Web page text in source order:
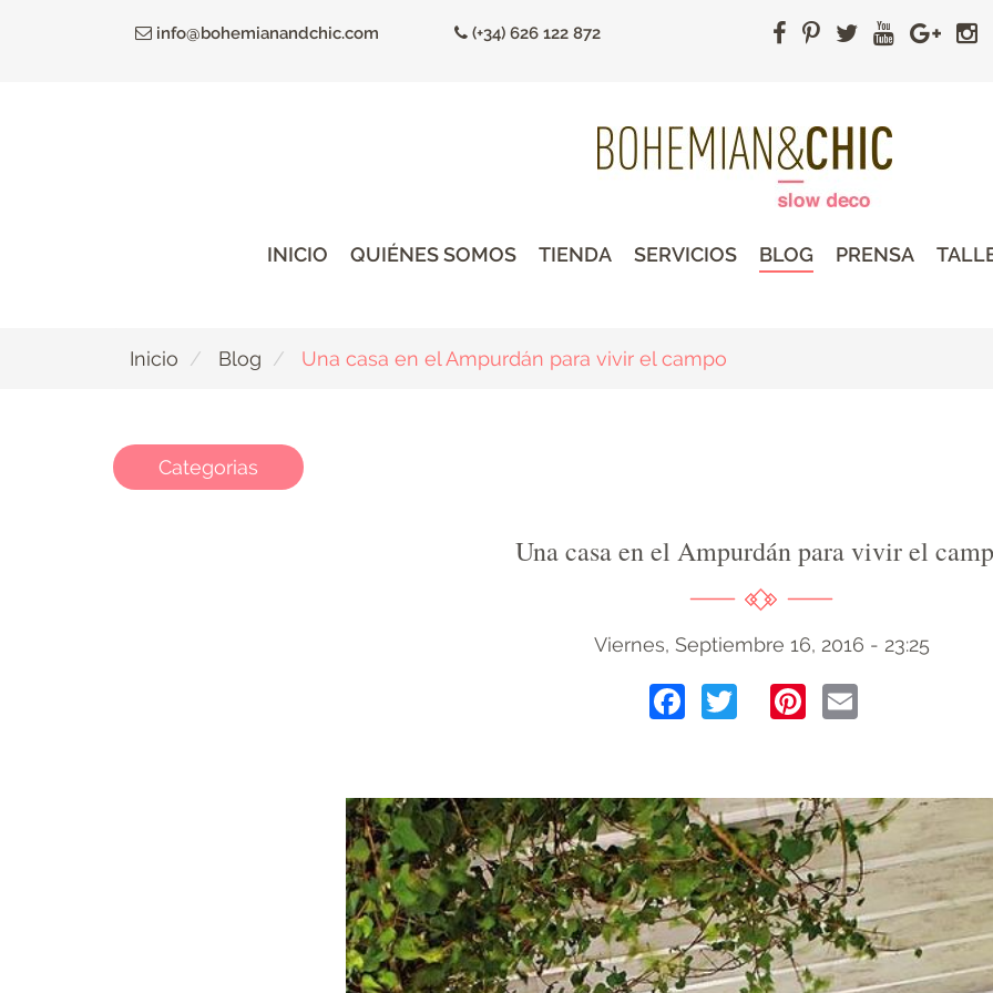
info@bohemianandchic.com (+34) 626 122 872
INICIO QUIÉNES SOMOS TIENDA SERVICIOS BLOG PRENSA
Inicio Blog Una casa en el Ampurdán para vivir el campo
Categorias
Una casa en el Ampurdán para vivir el
Viernes, Septiembre 16, 2016 - 23:25
Facebook
TwitterPinterest
Email